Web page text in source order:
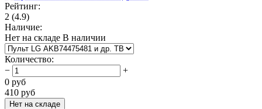
Рейтинг:
2 (4.9)
Наличие:
Нет на складе В наличии
Количество:
−
+
0 руб
410 руб
Нет на складе